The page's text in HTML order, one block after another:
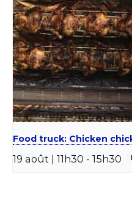
Food truck: Chicken
19 août | 11h30 - 15h30